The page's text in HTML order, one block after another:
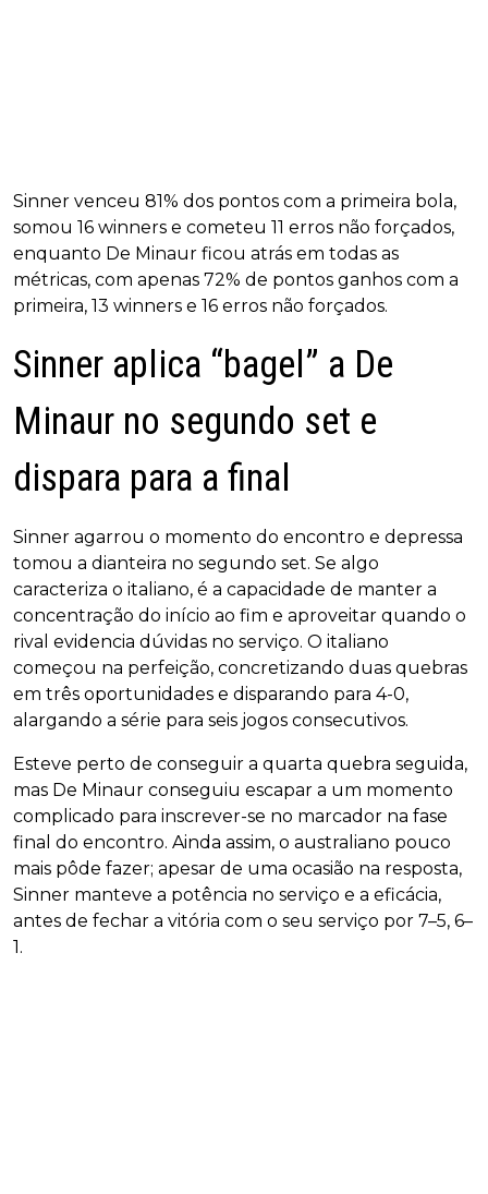
Sinner venceu 81% dos pontos com a primeira bola,
somou 16 winners e cometeu 11 erros não forçados,
enquanto De Minaur ficou atrás em todas as
métricas, com apenas 72% de pontos ganhos com a
primeira, 13 winners e 16 erros não forçados.
Sinner aplica “bagel” a De
Minaur no segundo set e
dispara para a final
Sinner agarrou o momento do encontro e depressa
tomou a dianteira no segundo set. Se algo
caracteriza o italiano, é a capacidade de manter a
concentração do início ao fim e aproveitar quando o
rival evidencia dúvidas no serviço. O italiano
começou na perfeição, concretizando duas quebras
em três oportunidades e disparando para 4-0,
alargando a série para seis jogos consecutivos.
Esteve perto de conseguir a quarta quebra seguida,
mas De Minaur conseguiu escapar a um momento
complicado para inscrever-se no marcador na fase
final do encontro. Ainda assim, o australiano pouco
mais pôde fazer; apesar de uma ocasião na resposta,
Sinner manteve a potência no serviço e a eficácia,
antes de fechar a vitória com o seu serviço por 7–5, 6–
1.